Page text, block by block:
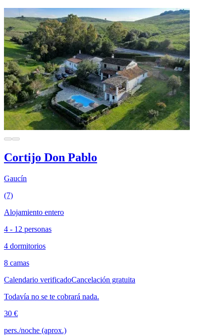
Cortijo Don Pablo
Gaucín
(7)
Alojamiento entero
4 - 12 personas
4 dormitorios
8 camas
Calendario verificadoCancelación gratuita
Todavía no se te cobrará nada.
30 €
pers./noche (aprox.)